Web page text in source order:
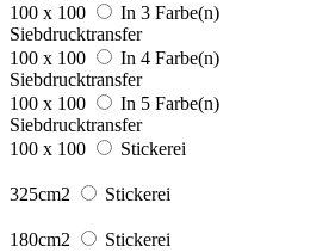
100 x 100
In 3 Farbe(n)
Siebdrucktransfer
100 x 100
In 4 Farbe(n)
Siebdrucktransfer
100 x 100
In 5 Farbe(n)
Siebdrucktransfer
100 x 100
Stickerei
325cm2 Stickerei
180cm2 Stickerei